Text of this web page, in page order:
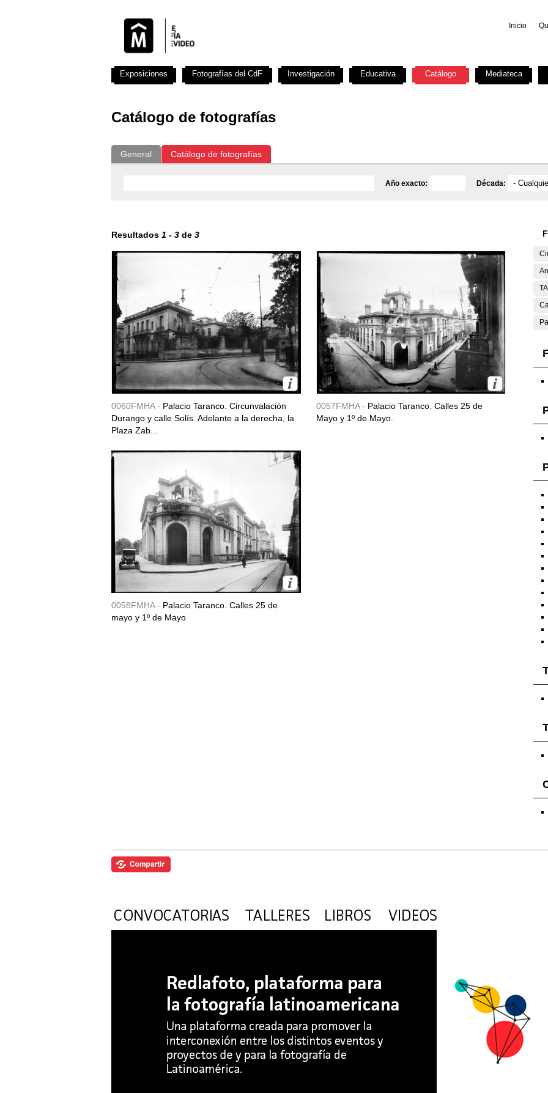
Inicio
Catálogo de fotografías
General Catálogo de fotografías
Año exacto: Década:
Resultados 1 - 3 de 3
0060FMHA - Palacio Taranco. Circunvalación
Durango y calle Solís. Adelante a la derecha, la
Plaza Zab...
0057FMHA - Palacio Taranco. Calles 25 de
Mayo y 1º de Mayo.
0058FMHA - Palacio Taranco. Calles 25 de
mayo y 1º de Mayo
Exposiciones Fotografías del CdF Investigación Educativa Catálogo Mediateca